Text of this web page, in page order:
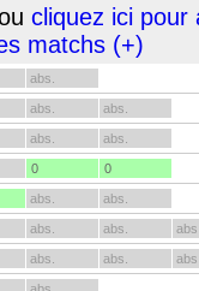
cliquez ici pour
matchs (+)
abs.
abs. abs.
abs. abs.
0 0
abs. abs.
abs. abs.
abs. abs.